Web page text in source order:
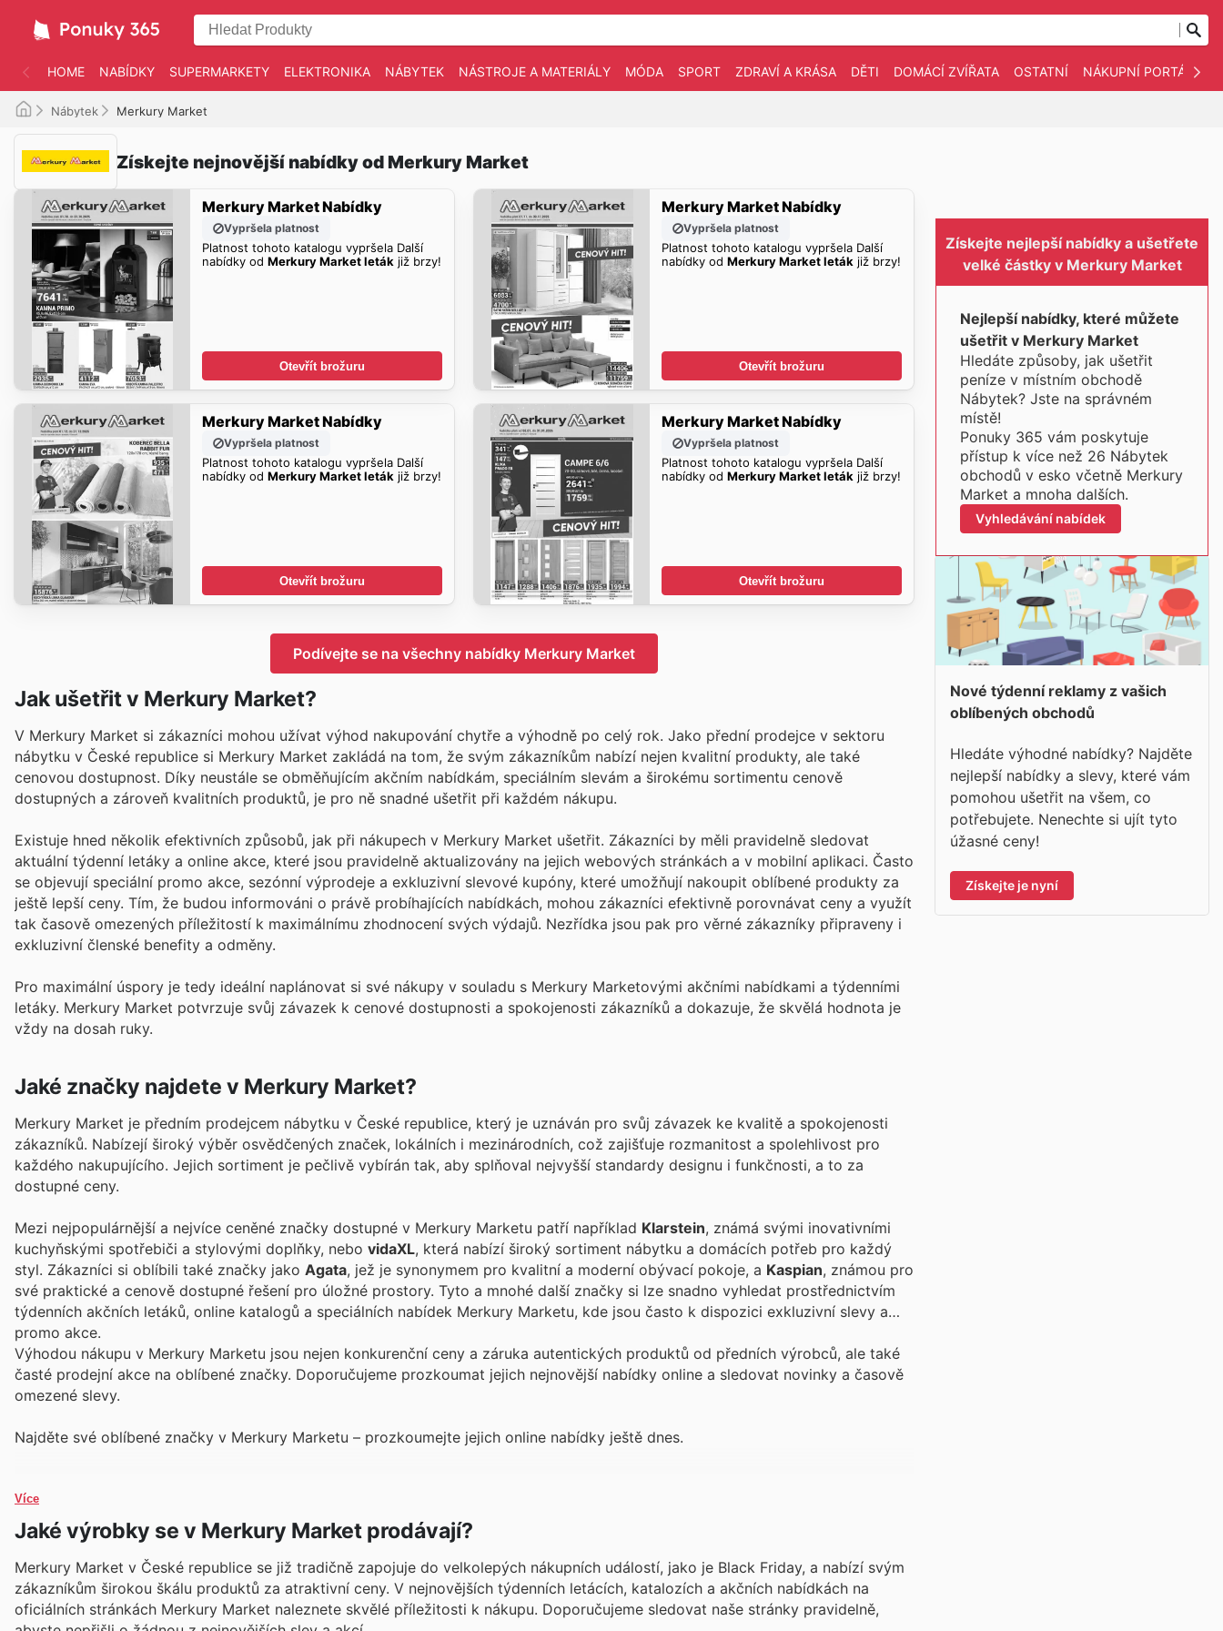
HOME NABÍDKY SUPERMARKETY ELEKTRONIKA NÁBYTEK NÁSTROJE A MATERIÁLY MÓDA SPORT ZDRAVÍ A KRÁSA DĚTI DOMÁCÍ ZVÍŘATA OSTATNÍ NÁKUPNÍ PORTÁLY
Nábytek Merkury Market
Získejte nejnovější nabídky od Merkury Market
Merkury Market Nabídky
Vypršela platnost
Platnost tohoto katalogu vypršela Další
nabídky od Merkury Market leták již brzy!
Otevřít brožuru
Merkury Market Nabídky
Vypršela platnost
Platnost tohoto katalogu vypršela Další
nabídky odMerkury Market leták již brzy!
Otevřít brožuru
Merkury Market Nabídky
Vypršela platnost
Platnost tohoto katalogu vypršela Další
nabídky od Merkury Market leták již brzy!
Otevřít brožuru
Merkury Market Nabídky
Vypršela platnost
Platnost tohoto katalogu vypršela Další
nabídky odMerkury Market leták již brzy!
Otevřít brožuru
Podívejte se na všechny nabídky Merkury Market
Jak ušetřit v Merkury Market?
V Merkury Market si zákazníci mohou užívat výhod nakupování chytře a výhodně po celý rok. Jako přední prodejce v sektoru
nábytku v České republice si Merkury Market zakládá na tom, že svým zákazníkům nabízí nejen kvalitní produkty, ale také
cenovou dostupnost. Díky neustále se obměňujícím akčním nabídkám, speciálním slevám a širokému sortimentu cenově
dostupných a zároveň kvalitních produktů, je pro ně snadné ušetřit při každém nákupu.
Existuje hned několik efektivních způsobů, jak při nákupech v Merkury Market ušetřit. Zákazníci by měli pravidelně sledovat
aktuální týdenní letáky a online akce, které jsou pravidelně aktualizovány na jejich webových stránkách a v mobilní aplikaci. Často
se objevují speciální promo akce, sezónní výprodeje a exkluzivní slevové kupóny, které umožňují nakoupit oblíbené produkty za
ještě lepší ceny. Tím, že budou informováni o právě probíhajících nabídkách, mohou zákazníci efektivně porovnávat ceny a využít
tak časově omezených příležitostí k maximálnímu zhodnocení svých výdajů. Nezřídka jsou pak pro věrné zákazníky připraveny i
exkluzivní členské benefity a odměny.
Pro maximální úspory je tedy ideální naplánovat si své nákupy v souladu s Merkury Marketovými akčními nabídkami a týdenními
letáky. Merkury Market potvrzuje svůj závazek k cenové dostupnosti a spokojenosti zákazníků a dokazuje, že skvělá hodnota je
vždy na dosah ruky.
Jaké značky najdete v Merkury Market?
Merkury Market je předním prodejcem nábytku v České republice, který je uznáván pro svůj závazek ke kvalitě a spokojenosti
zákazníků. Nabízejí široký výběr osvědčených značek, lokálních i mezinárodních, což zajišťuje rozmanitost a spolehlivost pro
každého nakupujícího. Jejich sortiment je pečlivě vybírán tak, aby splňoval nejvyšší standardy designu i funkčnosti, a to za
dostupné ceny.
Mezi nejpopulárnější a nejvíce ceněné značky dostupné v Merkury Marketu patří například Klarstein, známá svými inovativními
kuchyňskými spotřebiči a stylovými doplňky, nebo vidaXL, která nabízí široký sortiment nábytku a domácích potřeb pro každý
styl. Zákazníci si oblíbili také značky jako Agata, jež je synonymem pro kvalitní a moderní obývací pokoje, a Kaspian, známou pro
své praktické a cenově dostupné řešení pro úložné prostory. Tyto a mnohé další značky si lze snadno vyhledat prostřednictvím
týdenních akčních letáků, online katalogů a speciálních nabídek Merkury Marketu, kde jsou často k dispozici exkluzivní slevy a
promo akce.
Výhodou nákupu v Merkury Marketu jsou nejen konkurenční ceny a záruka autentických produktů od předních výrobců, ale také
časté prodejní akce na oblíbené značky. Doporučujeme prozkoumat jejich nejnovější nabídky online a sledovat novinky a časově
omezené slevy.
Najděte své oblíbené značky v Merkury Marketu – prozkoumejte jejich online nabídky ještě dnes.
Více
Jaké výrobky se v Merkury Market prodávají?
Merkury Market v České republice se již tradičně zapojuje do velkolepých nákupních událostí, jako je Black Friday, a nabízí svým
zákazníkům širokou škálu produktů za atraktivní ceny. V nejnovějších týdenních letácích, katalozích a akčních nabídkách na
oficiálních stránkách Merkury Market naleznete skvělé příležitosti k nákupu. Doporučujeme sledovat naše stránky pravidelně,
Získejte nejlepší nabídky a ušetřete
velké částky v Merkury Market
Nejlepší nabídky, které můžete
ušetřit v Merkury Market
Hledáte způsoby, jak ušetřit
peníze v místním obchodě
Nábytek? Jste na správném
místě!
Ponuky 365 vám poskytuje
přístup k více než 26 Nábytek
obchodů v esko včetně Merkury
Market a mnoha dalších.
Vyhledávání nabídek
Nové týdenní reklamy z vašich
oblíbených obchodů
Hledáte výhodné nabídky? Najděte
nejlepší nabídky a slevy, které vám
pomohou ušetřit na všem, co
potřebujete. Nenechte si ujít tyto
úžasné ceny!
Získejte je nyní